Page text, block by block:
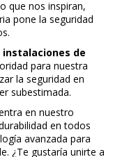
que nos inspiran,
pone la seguridad
instalaciones de
para nuestra
la seguridad en
subestimada.
en nuestro
en todos
avanzada para
¿Te gustaría unirte a